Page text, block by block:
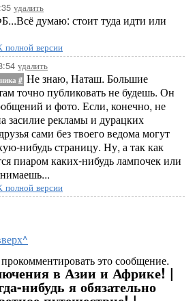
удалить
думаю: стоит туда идти или
полной версии
удалить
# Не знаю, Наташ. Большие
точно публиковать не будешь. Он
и фото. Если, конечно, не
засилие рекламы и дурацких
сами без твоего ведома могут
нибудь страницу. Ну, а так как
пиаром каких-нибудь лампочек или
полной версии
это сообщение.
в Азии и Африке! |
нибудь я обязательно